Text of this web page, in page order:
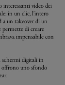
video dei
in un clic, l’intero
un takeover di un
di creare
impensabile con
schermi digitali in
offrono uno sfondo